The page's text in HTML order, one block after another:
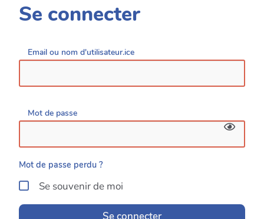
Se connecter
Email ou nom d'utilisateur.ice
Mot de passe
Mot de passe perdu ?
Se souvenir de moi
Se connecter